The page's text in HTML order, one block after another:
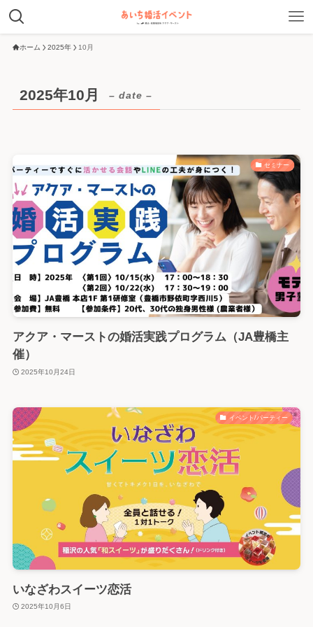
ホーム 2025年 10月
2025年10月 – date –
セミナー
アクア・マーストの婚活実践プログラム（JA豊橋主
催）
2025年10月24日
イベント/パーティー
いなざわスイーツ恋活
2025年10月6日